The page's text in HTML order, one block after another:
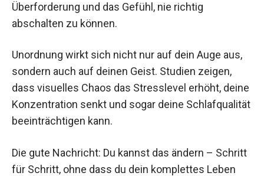
Überforderung und das Gefühl, nie richtig
abschalten zu können.
Unordnung wirkt sich nicht nur auf dein Auge aus,
sondern auch auf deinen Geist. Studien zeigen,
dass visuelles Chaos das Stresslevel erhöht, deine
Konzentration senkt und sogar deine Schlafqualität
beeinträchtigen kann.
Die gute Nachricht: Du kannst das ändern – Schritt
für Schritt, ohne dass du dein komplettes Leben